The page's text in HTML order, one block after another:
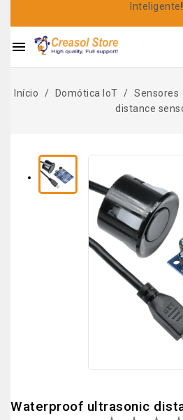
Inteligente!

Início Domótica IoT Sensores
distance
Waterproof ultrasonic